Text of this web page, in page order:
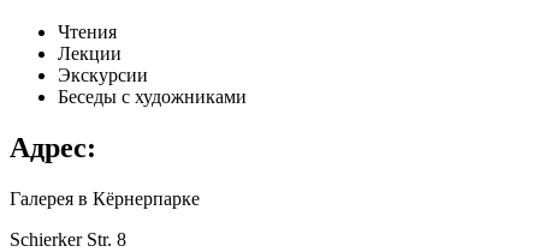
Чтения
Лекции
Экскурсии
Беседы с художниками
Адрес:
Галерея в Кёрнерпарке
Schierker Str. 8